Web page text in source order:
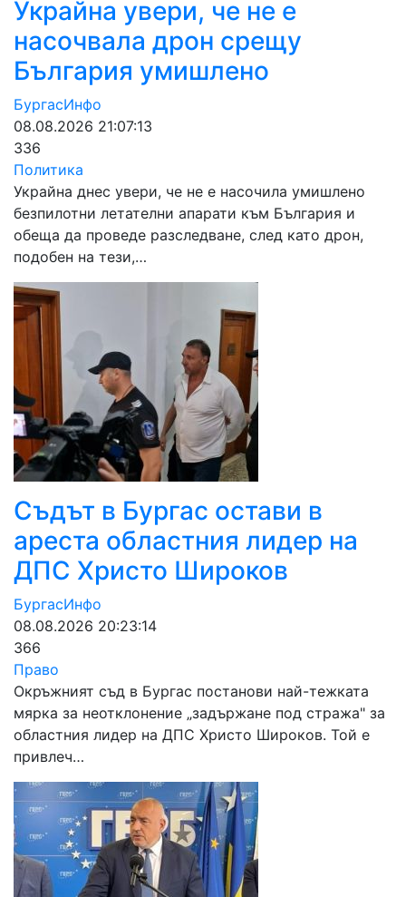
Украйна увери, че не е
насочвала дрон срещу
България умишлено
БургасИнфо
08.08.2026 21:07:13
336
Политика
Украйна днес увери, че не е насочила умишлено
безпилотни летателни апарати към България и
обеща да проведе разследване, след като дрон,
подобен на тези,…
Съдът в Бургас остави в
ареста областния лидер на
ДПС Христо Широков
БургасИнфо
08.08.2026 20:23:14
366
Право
Окръжният съд в Бургас постанови най-тежката
мярка за неотклонение „задържане под стража" за
областния лидер на ДПС Христо Широков. Той е
привлеч…